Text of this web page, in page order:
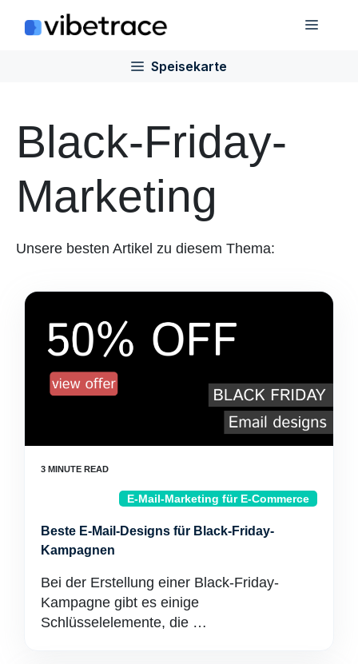
Inhalt
Speisekarte
Black-Friday-
Marketing
Unsere besten Artikel zu diesem Thema:
E-Mail-Marketing für E-Commerce
Beste E-Mail-Designs für Black-Friday-
Kampagnen
Bei der Erstellung einer Black-Friday-
Kampagne gibt es einige
Schlüsselelemente, die …